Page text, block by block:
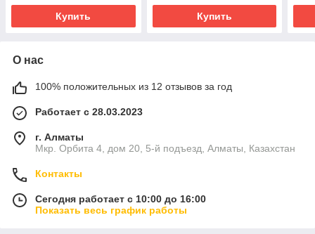
Купить Купить
О нас
100% положительных из 12 отзывов за год
Работает с 28.03.2023
г. Алматы
Мкр. Орбита 4, дом 20, 5-й подъезд, Алматы, Казахстан
Контакты
Сегодня работает с 10:00 до 16:00
Показать весь график работы